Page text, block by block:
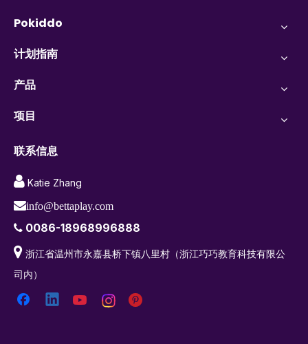
Pokiddo
计划指南
产品
项目
联系信息
 Katie Zhang
info@bettaplay.com
 0086-18968996888
 浙江省温州市永嘉县桥下镇八里村（浙江巧巧教育科技有限公
司内）